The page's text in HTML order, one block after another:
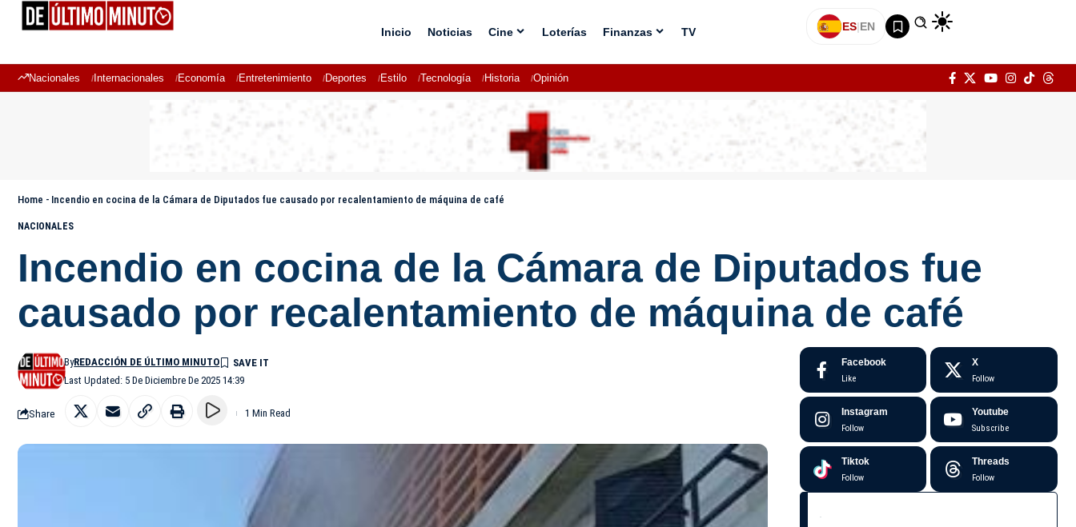
Inicio Noticias Cine Loterías Finanzas TV ES|EN
Nacionales Internacionales Economía Entretenimiento Deportes Estilo Tecnología Historia Opinión
Home - Incendio en cocina de la Cámara de Diputados fue causado por recalentamiento de máquina de café
NACIONALES
Incendio en cocina de la Cámara de Diputados fue
causado por recalentamiento de máquina de café
Last Updated: 5 De Diciembre De 2025 14:39
ByREDACCIÓN DE ÚLTIMO MINUTO
Share 1 Min Read
Facebook
Like
X
Follow
Instagram
Follow
Youtube
Subscribe
Tiktok
Follow
Threads
Follow